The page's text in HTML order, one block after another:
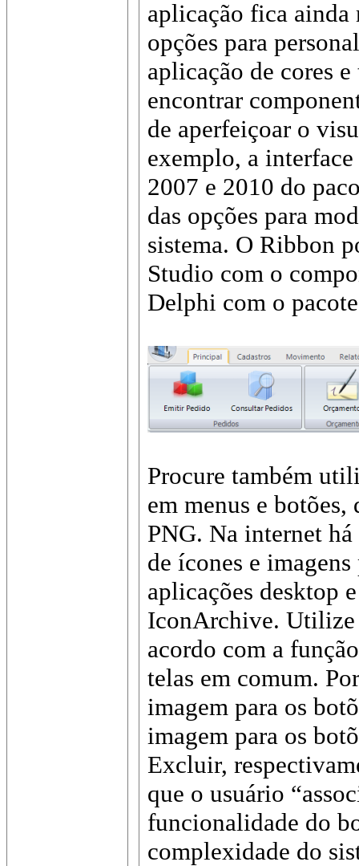
aplicação fica ainda
opções para
aplicação de cores
encontrar
de aperfeiçoar o
exemplo, a
2007 e 2010 do
das opções para
sistema. O Ribbon
Studio com o
Delphi com o
Procure também
em menus e
PNG. Na internet há
de ícones e
aplicações desktop
IconArchive. Utilize
acordo com a
telas em comum.
imagem para os
imagem para os
Excluir,
que o usuário
funcionalidade do
complexidade do